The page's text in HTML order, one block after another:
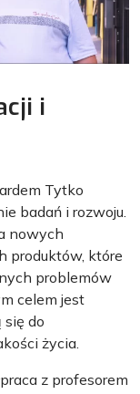
i
Tytko
badań i rozwoju.
nowych
produktów, które
problemów
celem jest
do
życia.
z profesorem